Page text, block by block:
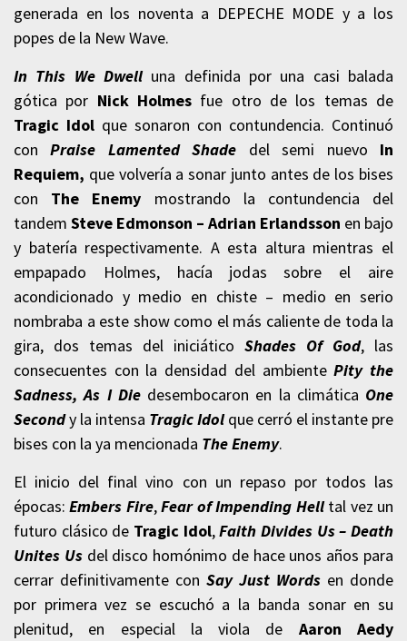
generada en los noventa a DEPECHE MODE y a los
popes de la New Wave.
In This We Dwelluna definida por una casi balada
gótica por Nick Holmes fue otro de los temas de
Tragic Idol que sonaron con contundencia. Continuó
conPraise Lamented Shade del semi nuevo In
Requiem, que volvería a sonar junto antes de los bises
con The Enemy mostrando la contundencia del
tandem Steve Edmonson – Adrian Erlandsson en bajo
y batería respectivamente. A esta altura mientras el
empapado Holmes, hacía jodas sobre el aire
acondicionado y medio en chiste – medio en serio
nombraba a este show como el más caliente de toda la
gira, dos temas del iniciático Shades Of God, las
consecuentes con la densidad del ambientePity the
Sadness, As I Diedesembocaron en la climática One
Secondy la intensa Tragic Idol que cerró el instante pre
bises con la ya mencionada The Enemy.
El inicio del final vino con un repaso por todos las
épocas:Embers Fire,Fear of Impending Helltal vez un
futuro clásico de Tragic Idol,Faith Divides Us – Death
Unites Usdel disco homónimo de hace unos años para
cerrar definitivamente con Say Just Words en donde
por primera vez se escuchó a la banda sonar en su
plenitud, en especial la viola de Aaron Aedy